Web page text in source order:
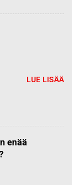
LUE LISÄÄ
enää